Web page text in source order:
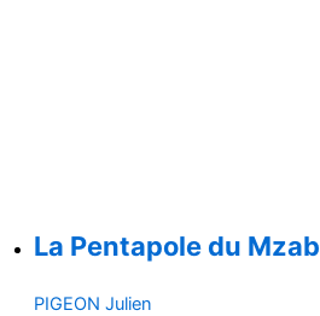
La Pentapole du Mzab
PIGEON Julien